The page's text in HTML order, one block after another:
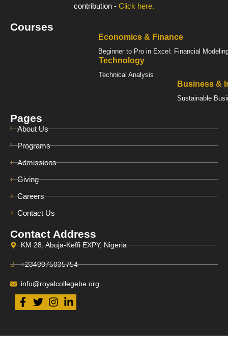
contribution - Click here.
Courses
Economics & Finance
Beginner to Pro in Excel: Financial
Technology
Technical Analysis
Business &
Sustainable
Pages
About Us
Programs
Admissions
Giving
Careers
Contact Us
Contact Address
KM 28, Abuja-Keffi EXPY, Nigeria
+2349075035754
info@royalcollegebe.org